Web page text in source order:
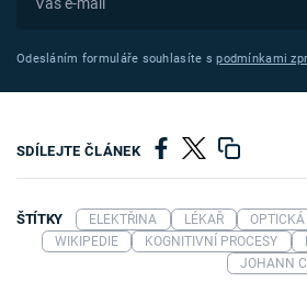
Odesláním formuláře souhlasíte spodmínkami
SDÍLEJTE ČLÁNEK
ŠTÍTKY ELEKTŘINA LÉKAŘ OPTICKÁ
WIKIPEDIE
KOGNITIVNÍ PROCESY
JOHANN